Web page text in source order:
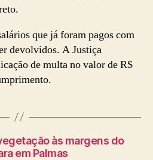
que já foram pagos com
devolvidos. A Justiça
de multa no valor de R$
às margens do
em Palmas